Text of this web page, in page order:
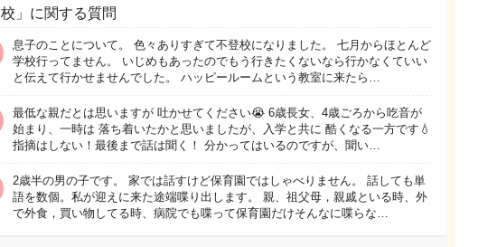
」に関する質問
息子のことについて。 色々ありすぎて不登校になりました。 七月からほとんど
学校行ってません。 いじめもあったのでもう行きたくないなら行かなくていい
と伝えて行かせませんでした。 ハッピールームという教室に来たら…
最低な親だとは思いますが 吐かせてください😭 6歳長女、4歳ごろから吃音が
始まり、一時は 落ち着いたかと思いましたが、入学と共に 酷くなる一方です💧
指摘はしない！最後まで話は聞く！ 分かってはいるのですが、聞い…
2歳半の男の子です。 家では話すけど保育園ではしゃべりません。 話しても単
語を数個。私が迎えに来た途端喋り出します。 親、祖父母，親戚といる時、外
で外食，買い物してる時、病院でも喋って保育園だけそんなに喋らな…